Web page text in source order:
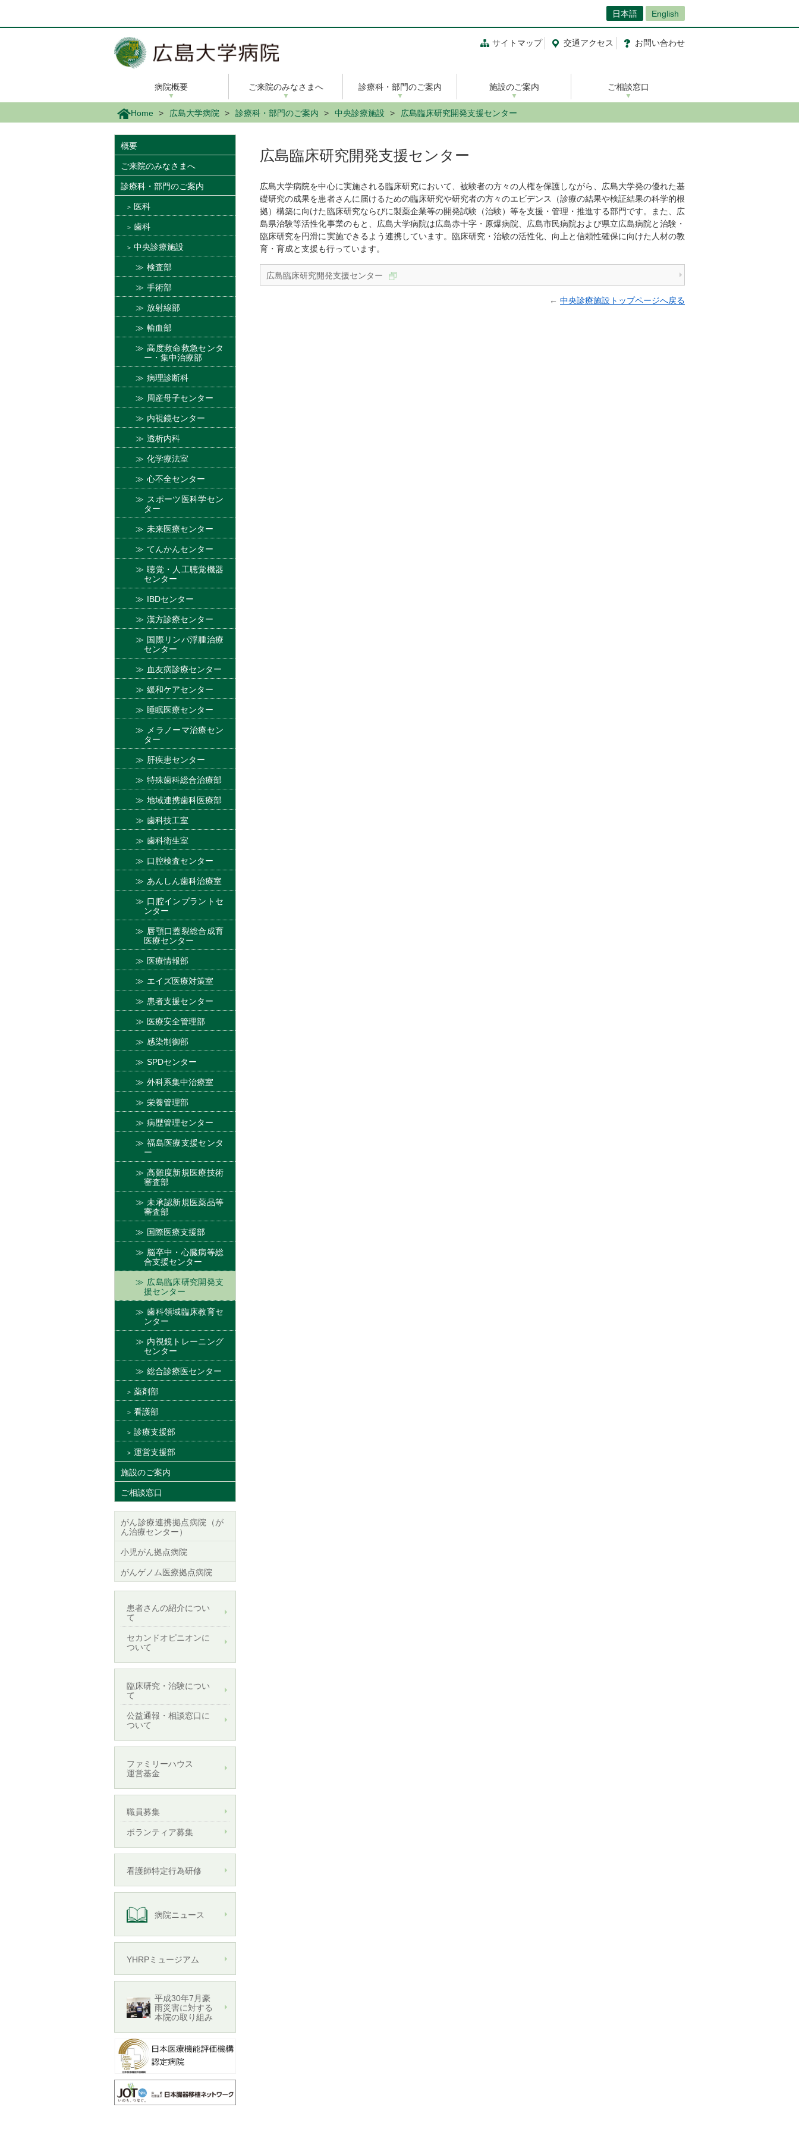
ン
日本語 English
サイトマップ 交通アクセス お問い合わせ
病院概要 ご来院のみなさまへ 診療科・部門のご案内 施設のご案内 ご相談窓口
Home 広島大学病院 診療科・部門のご案内 中央診療施設 広島臨床研究開発支援センター
広島臨床研究開発支援センター
広島大学病院を中心に実施される臨床研究において、被験者の方々の人権を保護しながら、広島大学発の優れた基
礎研究の成果を患者さんに届けるための臨床研究や研究者の方々のエビデンス（診療の結果や検証結果の科学的根
拠）構築に向けた臨床研究ならびに製薬企業等の開発試験（治験）等を支援・管理・推進する部門です。また、広
島県治験等活性化事業のもと、広島大学病院は広島赤十字・原爆病院、広島市民病院および県立広島病院と治験・
臨床研究を円滑に実施できるよう連携しています。臨床研究・治験の活性化、向上と信頼性確保に向けた人材の教
育・育成と支援も行っています。
広島臨床研究開発支援センター
← 中央診療施設トップページへ戻る
概要
ご来院のみなさまへ
診療科・部門のご案内
医科
歯科
中央診療施設
検査部
手術部
放射線部
輸血部
高度救命救急センタ
ー・集中治療部
病理診断科
周産母子センター
内視鏡センター
透析内科
化学療法室
心不全センター
スポーツ医科学セン
ター
未来医療センター
てんかんセンター
聴覚・人工聴覚機器
センター
IBDセンター
漢方診療センター
国際リンパ浮腫治療
センター
血友病診療センター
緩和ケアセンター
睡眠医療センター
メラノーマ治療セン
ター
肝疾患センター
特殊歯科総合治療部
地域連携歯科医療部
歯科技工室
歯科衛生室
口腔検査センター
あんしん歯科治療室
口腔インプラントセ
ンター
唇顎口蓋裂総合成育
医療センター
医療情報部
エイズ医療対策室
患者支援センター
医療安全管理部
感染制御部
SPDセンター
外科系集中治療室
栄養管理部
病歴管理センター
福島医療支援センタ
ー
高難度新規医療技術
審査部
未承認新規医薬品等
審査部
国際医療支援部
脳卒中・心臓病等総
合支援センター
広島臨床研究開発支
援センター
歯科領域臨床教育セ
ンター
内視鏡トレーニング
センター
総合診療医センター
薬剤部
看護部
診療支援部
運営支援部
施設のご案内
ご相談窓口
がん診療連携拠点病院（が
ん治療センター）
小児がん拠点病院
がんゲノム医療拠点病院
患者さんの紹介につい
て
セカンドオピニオンに
ついて
臨床研究・治験につい
て
公益通報・相談窓口に
ついて
ファミリーハウス
運営基金
職員募集
ボランティア募集
看護師特定行為研修
病院ニュース
YHRPミュージアム
平成30年7月豪
雨災害に対する
本院の取り組み